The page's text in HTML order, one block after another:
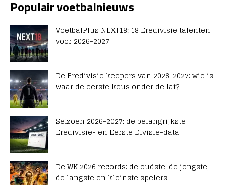
Populair voetbalnieuws
VoetbalPlus NEXT18: 18 Eredivisie talenten
voor 2026-2027
De Eredivisie keepers van 2026-2027: wie is
waar de eerste keus onder de lat?
Seizoen 2026-2027: de belangrijkste
Eredivisie- en Eerste Divisie-data
De WK 2026 records: de oudste, de jongste,
de langste en kleinste spelers